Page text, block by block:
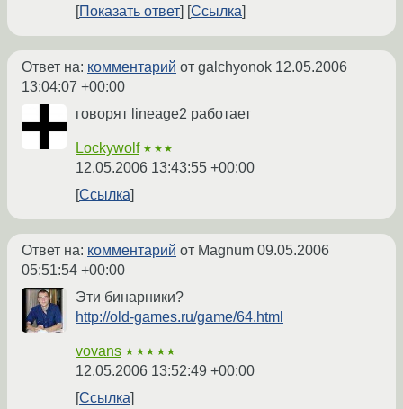
Показать ответ Ссылка
Ответ на: комментарий от galchyonok 12.05.2006
13:04:07 +00:00
говорят lineage2 работает
Lockywolf ★★★
12.05.2006 13:43:55 +00:00
Ссылка
Ответ на: комментарий от Magnum 09.05.2006
05:51:54 +00:00
Эти бинарники?
http://old-games.ru/game/64.html
vovans ★★★★★
12.05.2006 13:52:49 +00:00
Ссылка